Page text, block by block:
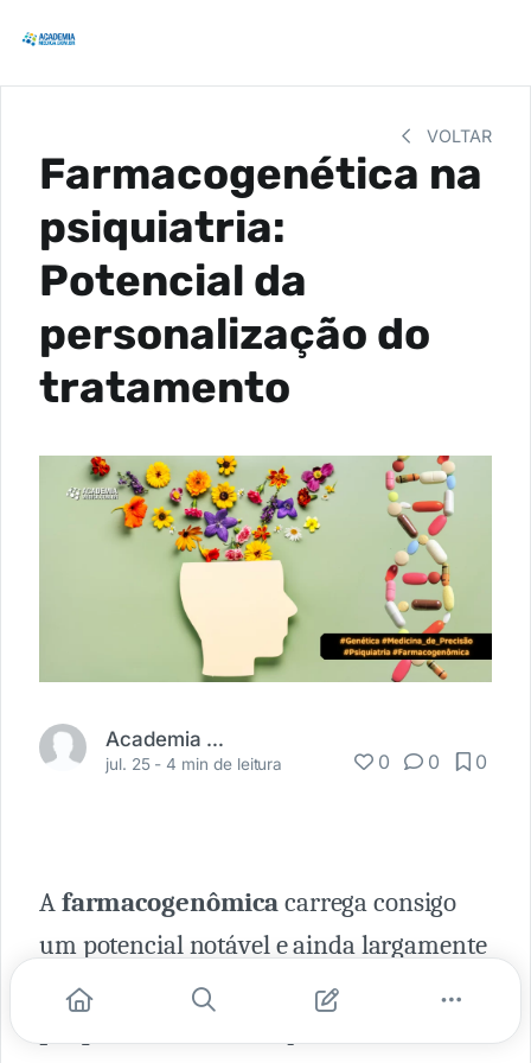
VOLTAR
Farmacogenética na
psiquiatria:
Potencial da
personalização do
tratamento
Academia Médica
jul. 25 -4 min de leitura 0 0 0
Afarmacogenômicacarrega consigo
um potencial notável e ainda largamente
inexplorado na prática clínica